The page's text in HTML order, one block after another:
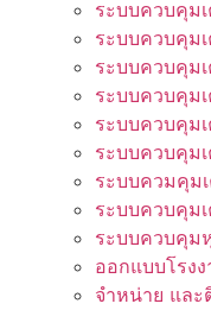
ระบบควบคุม
ระบบควบคุม
ระบบควบคุม
ระบบควบคุม
ระบบควบคุม
ระบบควบคุม
ระบบควมคุม
ระบบควบคุม
ระบบควบคุม
ออกแบบโรง
จำหน่าย และ